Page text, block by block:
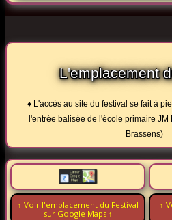
L'emplacement
♦ L'accès au site du festival se fait à
l'entrée balisée de l'école primaire
Brassens)
↑ Voir l'emplacement du Festival
sur Google Maps ↑
↑